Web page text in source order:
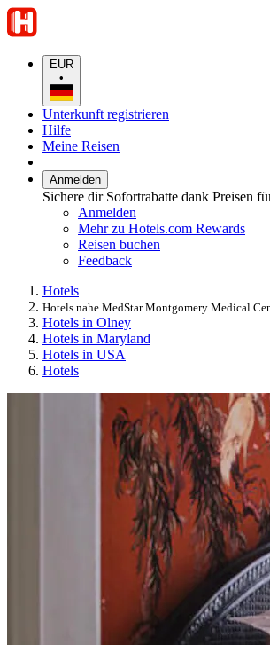
EUR
•
Unterkunft registrieren
Hilfe
Meine Reisen
Anmelden
Sichere dir Sofortrabatte dank Preisen
Anmelden
Mehr zu Hotels.com Rewards
Reisen buchen
Feedback
Hotels
Hotels nahe MedStar Montgomery Medical
Hotels in Olney
Hotels in Maryland
Hotels in USA
Hotels